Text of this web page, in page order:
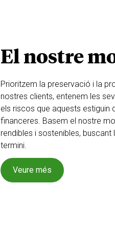
El nostre
Prioritzem la preservació i la
nostres clients, entenem les
els riscos que aquests estiguin
financeres. Basem el nostre
rendibles i sostenibles, buscant
termini.
Veure més